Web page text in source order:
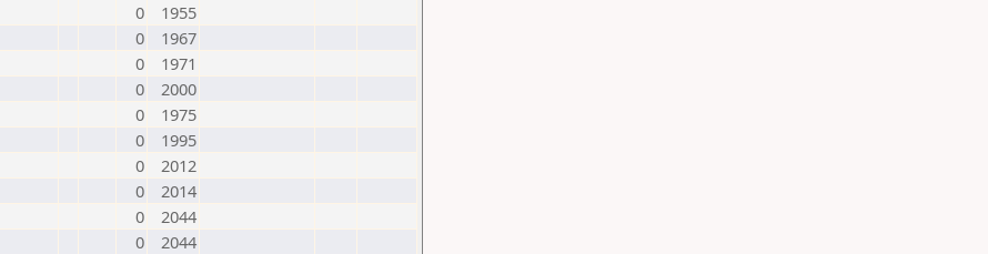
0
1955
0
1967
0
1971
0
2000
0
1975
0
1995
0
2012
0
2014
0
2044
0
2044